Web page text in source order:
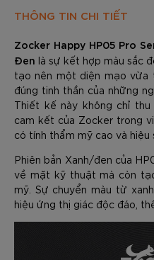
THÔNG TIN CHI TIẾT
Zocker Happy HP05 Pro
Đen là sự kết hợp màu sắc
tạo nên một diện mạo vừa
đúng tinh thần của những
Thiết kế này không chỉ
cam kết của Zocker trong
có tính thẩm mỹ cao và hiệu
Phiên bản Xanh/đen của
về mặt kỹ thuật mà còn
mỹ. Sự chuyển màu từ
hiệu ứng thị giác độc đáo,